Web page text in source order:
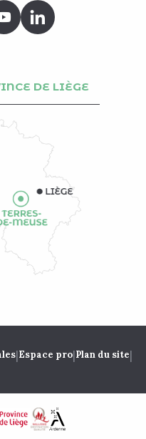
DE LIÈGE
|Espace pro|Plan du site|